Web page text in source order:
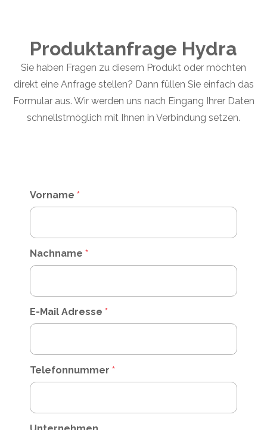
Produktanfrage Hydra
Sie haben Fragen zu diesem Produkt oder möchten
direkt eine Anfrage stellen? Dann füllen Sie einfach das
Formular aus. Wir werden uns nach Eingang Ihrer Daten
schnellstmöglich mit Ihnen in Verbindung setzen.
Vorname *
Nachname *
E-Mail Adresse *
Telefonnummer *